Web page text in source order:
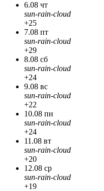
6.08 чт
sun-rain-cloud
+25
7.08 пт
sun-rain-cloud
+29
8.08 сб
sun-rain-cloud
+24
9.08 вс
sun-rain-cloud
+22
10.08 пн
sun-rain-cloud
+24
11.08 вт
sun-rain-cloud
+20
12.08 ср
sun-rain-cloud
+19